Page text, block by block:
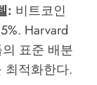
: 비트코인
Harvard
의 표준 배분
최적화한다.